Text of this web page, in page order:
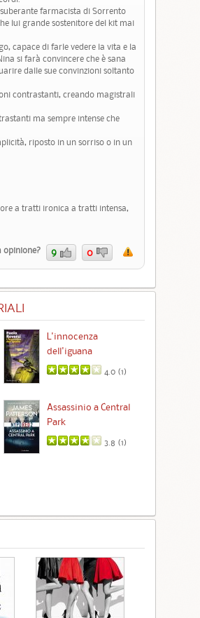
farmacista di Sorrento
lui grande sostenitore del kit mai
capace di farle vedere la vita e la
si farà convincere che è sana
dalle sue convinzioni soltanto
contrastanti, creando magistrali
ma sempre intense che
riposto in un sorriso o in un
a tratti ironica a tratti intensa,
opinione? 9 0
L'innocenza
dell'iguana
4.0 (1)
Assassinio a Central
Park
3.8 (1)